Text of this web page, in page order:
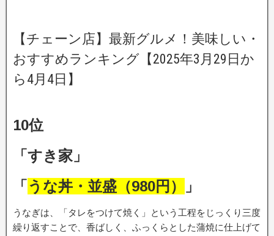
【チェーン店】最新グルメ！美味しい・
おすすめランキング【2025年3月29日か
ら4月4日】
10位
「すき家」
「 うな丼・並盛（980円） 」
うなぎは、「タレをつけて焼く」という工程をじっくり三度
繰り返すことで、香ばしく、ふっくらとした蒲焼に仕上げて